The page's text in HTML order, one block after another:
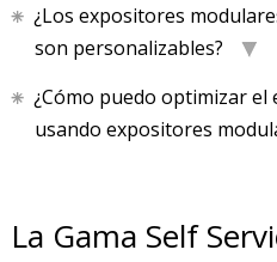
¿Los expositores
son personalizables?
¿Cómo puedo optimizar el
usando expositores
La Gama Self